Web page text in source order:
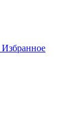
Избранное